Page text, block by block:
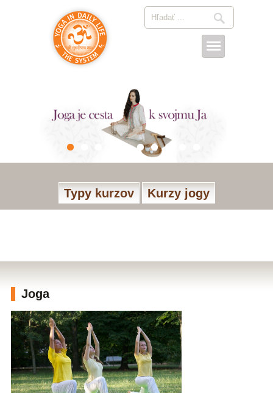
Typy kurzov Kurzy jogy
Joga